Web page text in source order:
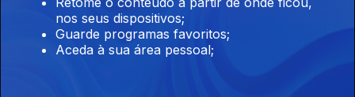
nos seus dispositivos;
Guarde programas favoritos;
Aceda à sua área pessoal;